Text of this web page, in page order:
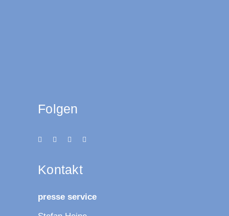
Folgen
Kon­takt
pres­se service